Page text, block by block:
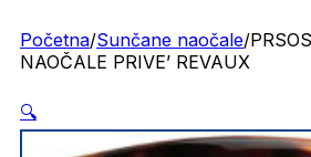
Početna/Sunčane naočale/
NAOČALE PRIVE’ REVAUX
🔍